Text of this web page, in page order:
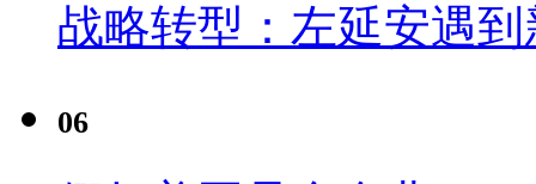
战略转型：左延安遇
06